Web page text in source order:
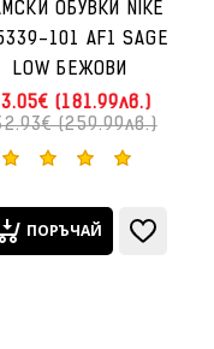
ОБУВКИ NIKE
101 AF1 SAGE
LOW БЕЖОВИ
(181.99лв.)
(259.99лв.)
ПОРЪЧАЙ